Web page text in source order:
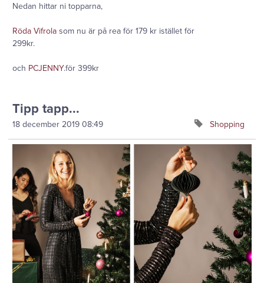
Nedan hittar ni topparna,
Röda Vifrola som nu är på rea för 179 kr istället för
299kr.
och PCJENNY.för 399kr
Tipp tapp...
18 december 2019 08:49 Shopping